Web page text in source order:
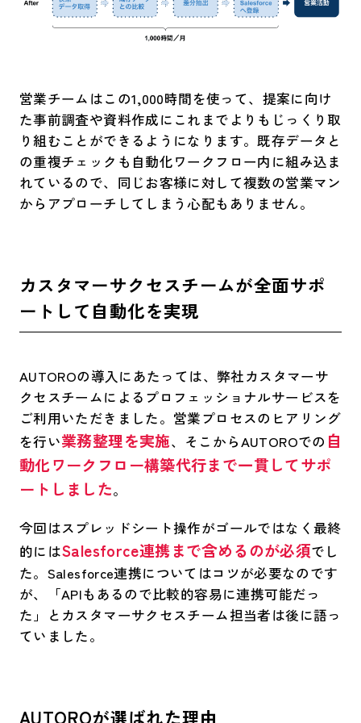
営業チームはこの1,000時間を使って、提案に向け
た事前調査や資料作成にこれまでよりもじっくり取
り組むことができるようになります。既存データと
の重複チェックも自動化ワークフロー内に組み込ま
れているので、同じお客様に対して複数の営業マン
からアプローチしてしまう心配もありません。
カスタマーサクセスチームが全面サポ
ートして自動化を実現
AUTOROの導入にあたっては、弊社カスタマーサ
クセスチームによるプロフェッショナルサービスを
ご利用いただきました。営業プロセスのヒアリング
を行い業務整理を実施、そこからAUTOROでの 自
動化ワークフロー構築代行まで一貫してサポ
ートしました。
今回はスプレッドシート操作がゴールではなく最終
的にはSalesforce連携まで含めるのが必須でし
た。Salesforce連携についてはコツが必要なのです
が、「APIもあるので比較的容易に連携可能だっ
た」とカスタマーサクセスチーム担当者は後に語っ
ていました。
AUTOROが選ばれた理由